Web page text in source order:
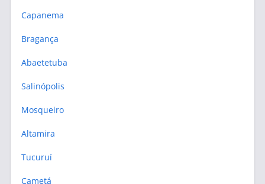
Capanema
Bragança
Abaetetuba
Salinópolis
Mosqueiro
Altamira
Tucuruí
Cametá